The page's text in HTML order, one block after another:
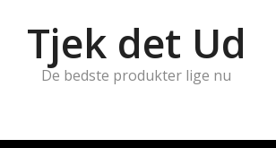
Tjek det Ud
De bedste produkter lige nu